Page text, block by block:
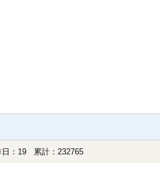
：19 累計：232765